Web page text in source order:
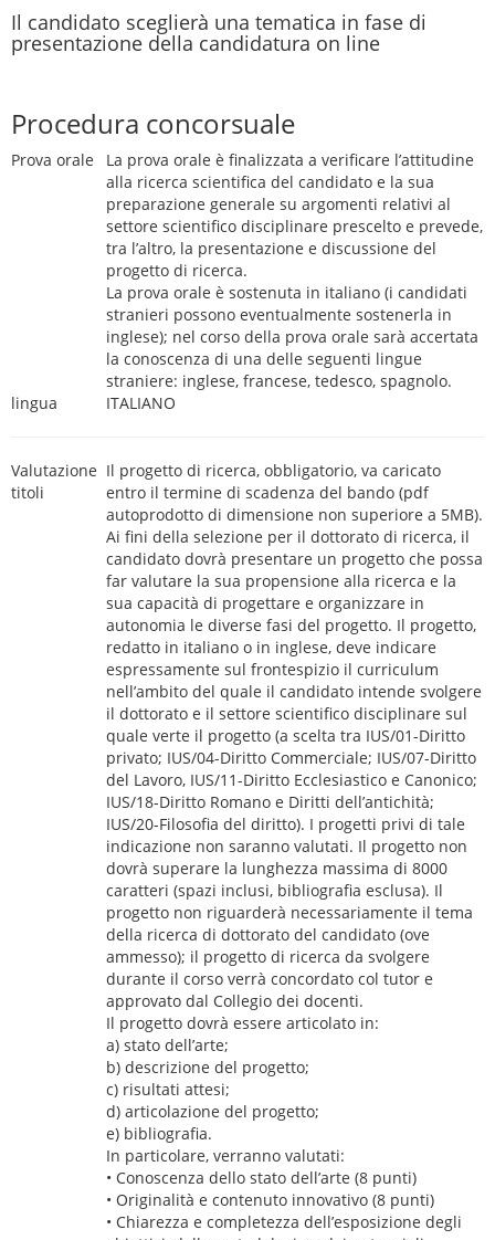
Il candidato sceglierà una tematica in fase di
presentazione della candidatura on line
Procedura concorsuale
Prova orale
La prova orale è finalizzata a verificare l’attitudine
alla ricerca scientifica del candidato e la sua
preparazione generale su argomenti relativi al
settore scientifico disciplinare prescelto e prevede,
tra l’altro, la presentazione e discussione del
progetto di ricerca.
La prova orale è sostenuta in italiano (i candidati
stranieri possono eventualmente sostenerla in
inglese); nel corso della prova orale sarà accertata
la conoscenza di una delle seguenti lingue
straniere: inglese, francese, tedesco, spagnolo.
lingua
ITALIANO
Valutazione
titoli
Il progetto di ricerca, obbligatorio, va caricato
entro il termine di scadenza del bando (pdf
autoprodotto di dimensione non superiore a 5MB).
Ai fini della selezione per il dottorato di ricerca, il
candidato dovrà presentare un progetto che possa
far valutare la sua propensione alla ricerca e la
sua capacità di progettare e organizzare in
autonomia le diverse fasi del progetto. Il progetto,
redatto in italiano o in inglese, deve indicare
espressamente sul frontespizio il curriculum
nell’ambito del quale il candidato intende svolgere
il dottorato e il settore scientifico disciplinare sul
quale verte il progetto (a scelta tra IUS/01-Diritto
privato; IUS/04-Diritto Commerciale; IUS/07-Diritto
del Lavoro, IUS/11-Diritto Ecclesiastico e Canonico;
IUS/18-Diritto Romano e Diritti dell’antichità;
IUS/20-Filosofia del diritto). I progetti privi di tale
indicazione non saranno valutati. Il progetto non
dovrà superare la lunghezza massima di 8000
caratteri (spazi inclusi, bibliografia esclusa). Il
progetto non riguarderà necessariamente il tema
della ricerca di dottorato del candidato (ove
ammesso); il progetto di ricerca da svolgere
durante il corso verrà concordato col tutor e
approvato dal Collegio dei docenti.
Il progetto dovrà essere articolato in:
a) stato dell’arte;
b) descrizione del progetto;
c) risultati attesi;
d) articolazione del progetto;
e) bibliografia.
In particolare, verranno valutati:
• Conoscenza dello stato dell’arte (8 punti)
• Originalità e contenuto innovativo (8 punti)
• Chiarezza e completezza dell’esposizione degli